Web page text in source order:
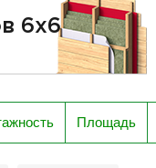
6x6
Площадь